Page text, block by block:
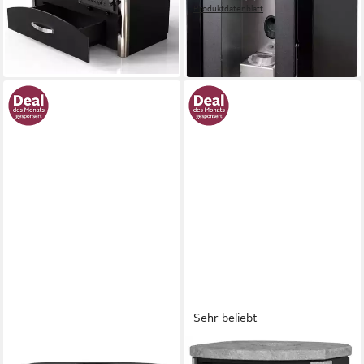
in 5-6 Werktagen bei dir
Produktdatenblatt
UVP
lieferbar in 4 Wochen
Sehr beliebt
HANSEATIC